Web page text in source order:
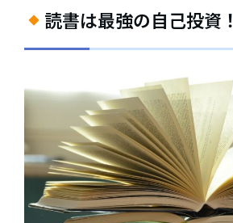
読書は最強の自己投資！